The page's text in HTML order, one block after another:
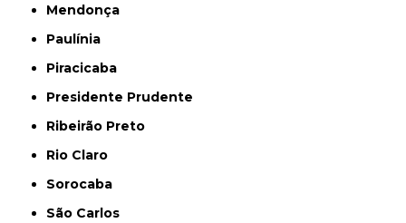
Mendonça
Paulínia
Piracicaba
Presidente Prudente
Ribeirão Preto
Rio Claro
Sorocaba
São Carlos